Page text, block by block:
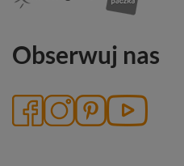
Obserwuj nas